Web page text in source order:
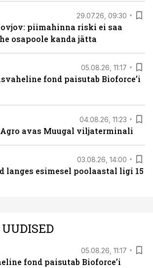
29.07.26, 09:30
piimahinna riski ei saa
osapoole kanda jätta
05.08.26, 11:17
fond paisutab Bioforce’i
04.08.26, 11:23
avas Muugal viljaterminali
03.08.26, 14:00
langes esimesel poolaastal ligi 15
05.08.26, 11:17
fond paisutab Bioforce’i